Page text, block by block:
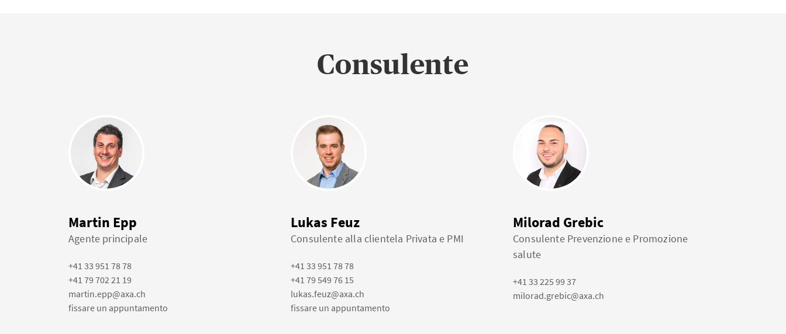
Consulente
Martin Epp
Agente principale
+41 33 951 78 78
+41 79 702 21 19
martin.epp@axa.ch
fissare un appuntamento
Lukas Feuz
Consulente alla clientela Privata e PMI
+41 33 951 78 78
+41 79 549 76 15
lukas.feuz@axa.ch
fissare un appuntamento
Milorad Grebic
Consulente Prevenzione e Promozione
salute
+41 33 225 99 37
milorad.grebic@axa.ch